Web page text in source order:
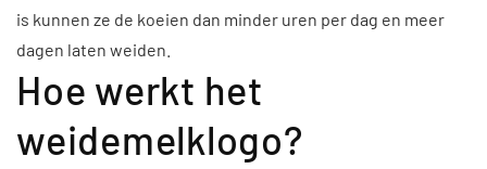
is kunnen ze de koeien dan minder uren per dag en meer
dagen laten weiden.
Hoe werkt het
weidemelklogo?